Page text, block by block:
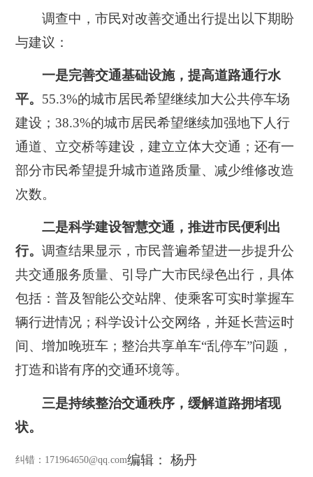
调查中，市民对改善交通出行提出以下期盼
与建议：
一是完善交通基础设施，提高道路通行水
平。 55.3%的城市居民希望继续加大公共停车场
建设；38.3%的城市居民希望继续加强地下人行
通道、立交桥等建设，建立立体大交通；还有一
部分市民希望提升城市道路质量、减少维修改造
次数。
二是科学建设智慧交通，推进市民便利出
行。调查结果显示，市民普遍希望进一步提升公
共交通服务质量、引导广大市民绿色出行，具体
包括：普及智能公交站牌、使乘客可实时掌握车
辆行进情况；科学设计公交网络，并延长营运时
间、增加晚班车；整治共享单车“乱停车”问题，
打造和谐有序的交通环境等。
三是持续整治交通秩序，缓解道路拥堵现
状。
纠错 ：171964650@qq.com编辑： 杨丹